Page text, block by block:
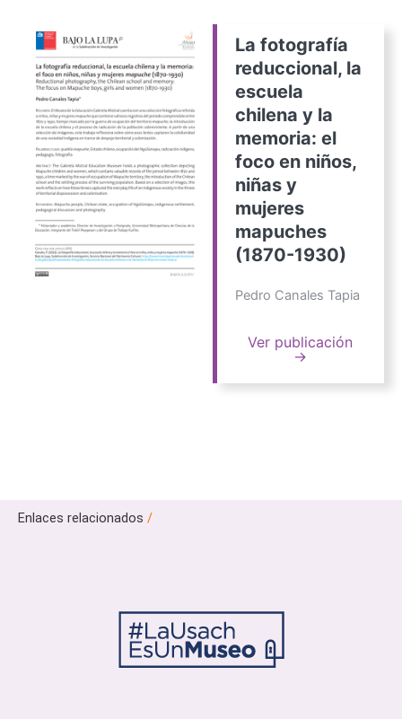
La fotografía
reduccional, la
escuela
chilena y la
memoria: el
foco en niños,
niñas y
mujeres
mapuches
(1870-1930)
Pedro Canales Tapia
Ver publicación
→
Enlaces relacionados /